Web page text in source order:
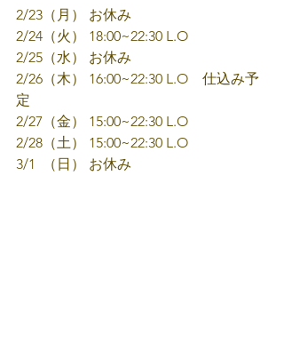
2/23（月） お休み
2/24（火） 18:00~22:30 L.O
2/25（水） お休み
2/26（木） 16:00~22:30 L.O　仕込み予
定
2/27（金） 15:00~22:30 L.O
2/28（土） 15:00~22:30 L.O
3/1  （日） お休み